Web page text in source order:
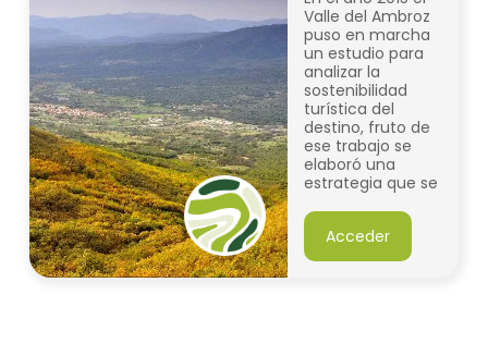
Valle del Ambroz
puso en marcha
un estudio para
analizar la
sostenibilidad
turística del
destino, fruto de
ese trabajo se
elaboró una
estrategia que se
la Estrategia de
Desarrollo Local
Participativo
Acceder